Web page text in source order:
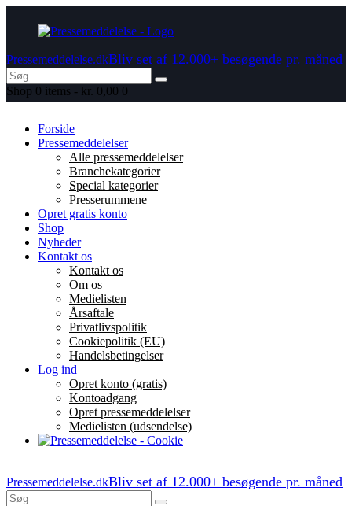
Pressemeddelelse.dkBliv set af 12.000+ besøgende pr. måned
Shop 0 items - kr. 0,00 0
Forside
Pressemeddelelser
Alle pressemeddelelser
Branchekategorier
Special kategorier
Presserummene
Opret gratis konto
Shop
Nyheder
Kontakt os
Kontakt os
Om os
Medielisten
Årsaftale
Privatlivspolitik
Cookiepolitik (EU)
Handelsbetingelser
Log ind
Opret konto (gratis)
Kontoadgang
Opret pressemeddelelser
Medielisten (udsendelse)
Pressemeddelelse.dkBliv set af 12.000+ besøgende pr. måned